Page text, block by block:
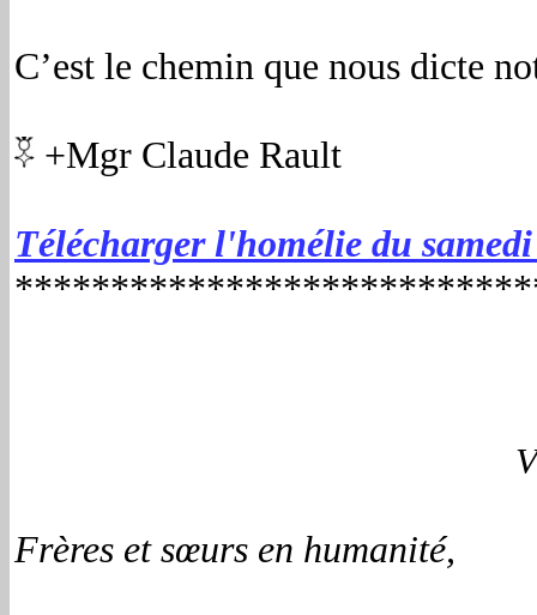
C’est le chemin que nous dicte
+Mgr Claude Rault
Télécharger l'homélie du
Frères et sœurs en humanité,